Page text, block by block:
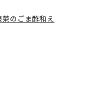
のごま酢和え